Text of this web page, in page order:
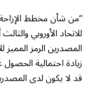
“من شأن مخطط الإزاحة
للاتحاد الأوروبي
زيادة احتمالية
قد لا يكون لدى